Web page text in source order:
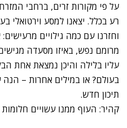
על פי מקורות זרים, ברחבי
רע בכלל. יצאנו למסע וירטואלי
וחזרנו עם כמה גילויים
מרומם נפש, באיזו מסעדה
עליו בלילה והיכן נמצאת אחת
בעולם? או במילים אחרות –
תיכון חדש.
קהיר: העוף ממנו עשויים חלומות